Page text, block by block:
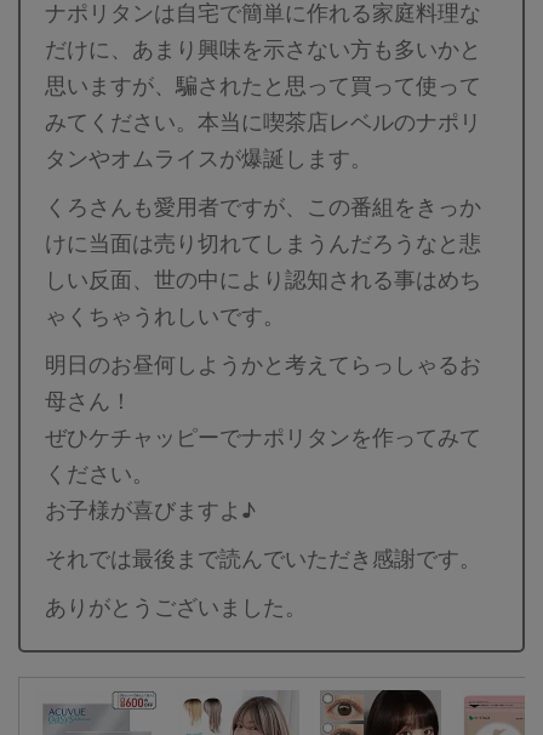
ナポリタンは自宅で簡単に作れる家庭料理な
だけに、あまり興味を示さない方も多いかと
思いますが、騙されたと思って買って使って
みてください。本当に喫茶店レベルのナポリ
タンやオムライスが爆誕します。
くろさんも愛用者ですが、この番組をきっか
けに当面は売り切れてしまうんだろうなと悲
しい反面、世の中により認知される事はめち
ゃくちゃうれしいです。
明日のお昼何しようかと考えてらっしゃるお
母さん！
ぜひケチャッピーでナポリタンを作ってみて
ください。
お子様が喜びますよ♪
それでは最後まで読んでいただき感謝です。
ありがとうございました。